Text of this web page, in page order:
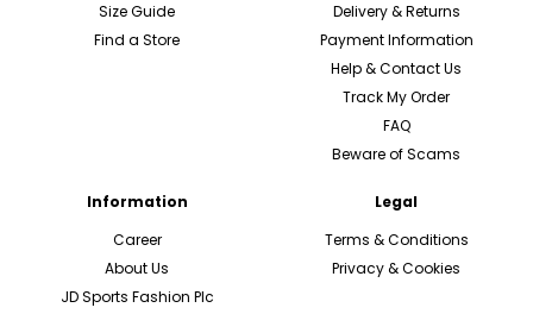
Size Guide
Find a Store
Delivery & Returns
Payment Information
Help & Contact Us
Track My Order
FAQ
Beware of Scams
Information
Career
About Us
JD Sports Fashion Plc
Legal
Terms & Conditions
Privacy & Cookies